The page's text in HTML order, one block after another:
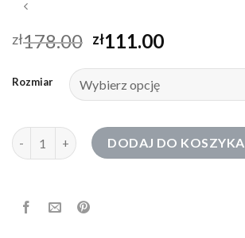
zł178.00 zł111.00
Rozmiar
ilość fajne tanie bluzy damskieDODAJ DO KOSZYKA